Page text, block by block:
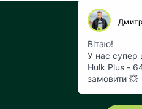
+38 073
Контактная
Полная